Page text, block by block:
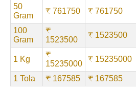
50
Gram
₹ 761750 ₹ 761750
100
Gram
₹
1523500
₹ 1523500
1 Kg
₹
15235000
₹ 15235000
1 Tola ₹ 167585 ₹ 167585